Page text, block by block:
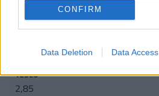
CONFIRM
Data Deletion Data Access
Deutsche Post
Tesco
2,85